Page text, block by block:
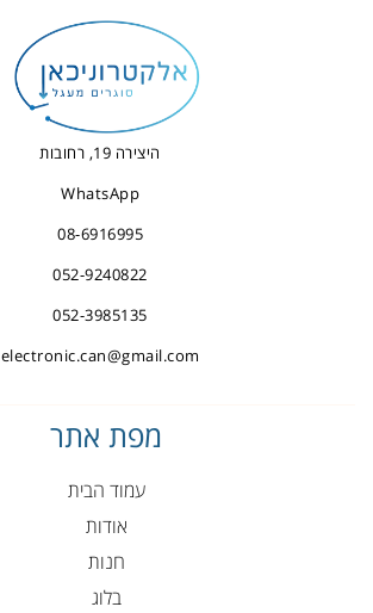
היצירה 19, רחובות
WhatsApp
08-6916995
052-9240822
052-3985135
electronic.can@gmail.com
מפת אתר
עמוד הבית
אודות
חנות
בלוג